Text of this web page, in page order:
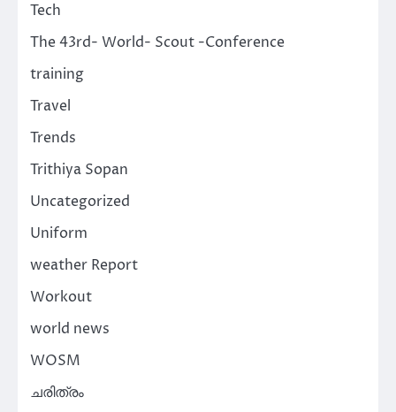
Tech
The 43rd- World- Scout -Conference
training
Travel
Trends
Trithiya Sopan
Uncategorized
Uniform
weather Report
Workout
world news
WOSM
ചരിത്രം